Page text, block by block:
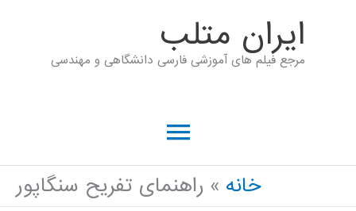
ايران متلب
مرجع فیلم های آموزشی فارسی دانشگاهی و مهندسی
فهرست
اصلی
خانه راهنمای تفریح سنگاپور